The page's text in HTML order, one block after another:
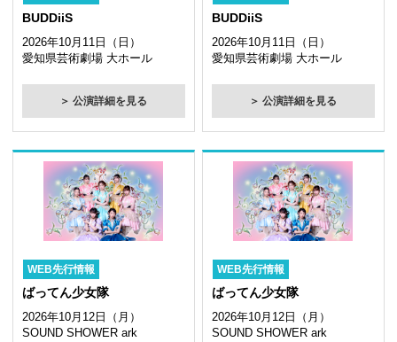
BUDDiiS
2026年10月11日（日）
愛知県芸術劇場 大ホール
＞ 公演詳細を見る
BUDDiiS
2026年10月11日（日）
愛知県芸術劇場 大ホール
＞ 公演詳細を見る
WEB先行情報
ばってん少女隊
2026年10月12日（月）
SOUND SHOWER ark
WEB先行情報
ばってん少女隊
2026年10月12日（月）
SOUND SHOWER ark